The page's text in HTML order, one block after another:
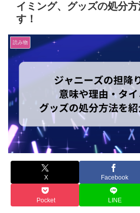
イミング、グッズの処分
す！
読み物
X Facebook
Pocket LINE